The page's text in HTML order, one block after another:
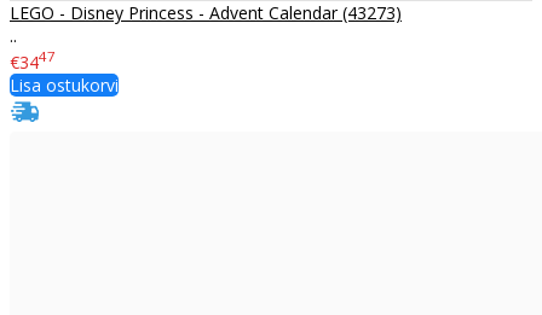
LEGO - Disney Princess - Advent Calendar (43273)
..
€3447
Lisa ostukorvi